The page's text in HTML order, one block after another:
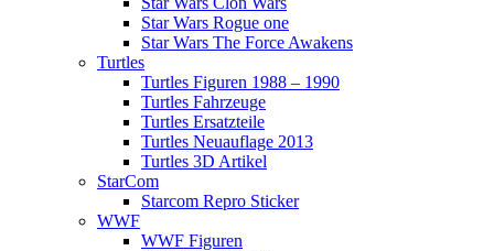
Star Wars Rogue one
Star Wars The Force Awakens
Turtles
Turtles Figuren 1988 – 1990
Turtles Fahrzeuge
Turtles Ersatzteile
Turtles Neuauflage 2013
Turtles 3D Artikel
StarCom
Starcom Repro Sticker
WWF
WWF Figuren